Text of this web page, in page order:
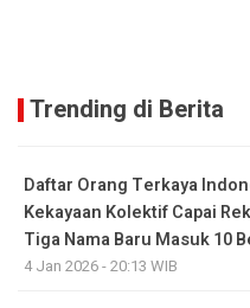
Trending di Berita
Daftar Orang Terkaya
Kekayaan Kolektif Capai
Tiga Nama Baru Masuk 10
4 Jan 2026 - 20:13 WIB